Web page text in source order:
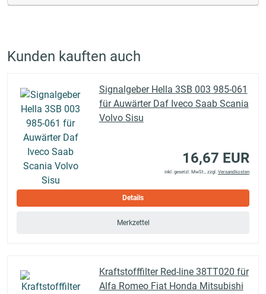
Kunden kauften auch
Signalgeber Hella 3SB 003 985-061
für Auwärter Daf Iveco Saab Scania
Volvo Sisu
16,67 EUR
inkl. gesetzl. MwSt., zzgl. Versandkosten
Details
Merkzettel
Kraftstofffilter Red-line 38TT020 für
Alfa Romeo Fiat Honda Mitsubishi